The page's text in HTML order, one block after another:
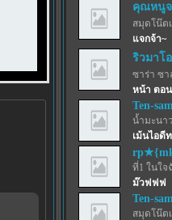
คุณหนู
สมุดโน๊ต
แจกจ้า~
ริวมาโอ
ซาร่า ซา
หน้า ตอน
Ten-
น้ำมะนา
เม้นไอดี
ที่1 ในใจ
ม๊วฟฟฟ
Ten-
สมุดโน๊ต